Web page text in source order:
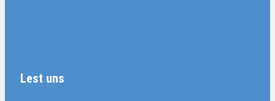
Lest uns